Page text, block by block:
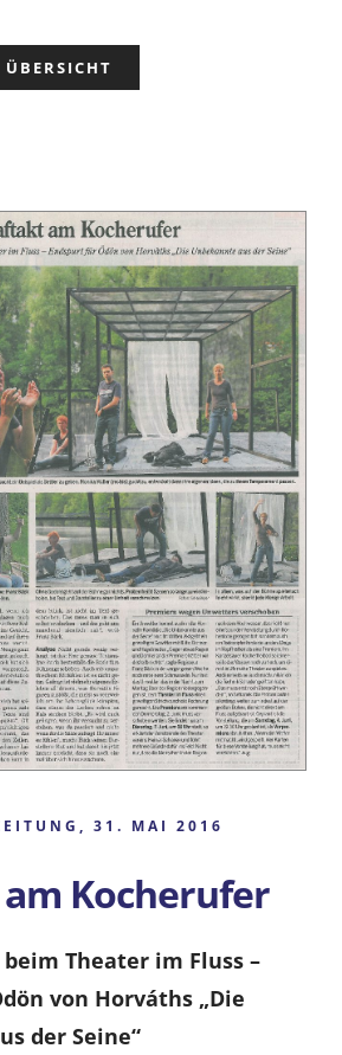
31. MAI 2016
Kocherufer
Theater im Fluss –
von Horváths „Die
der Seine“